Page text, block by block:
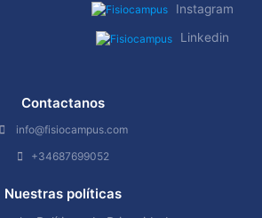
Instagram
Linkedin
Contactanos
info@fisiocampus.com
+34687699052
Nuestras políticas